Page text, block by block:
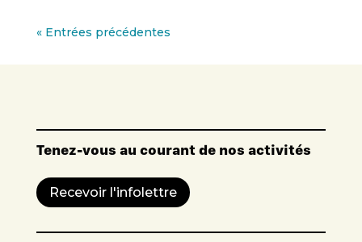
« Entrées précédentes
Tenez-vous au courant de nos activités
Recevoir l'infolettre